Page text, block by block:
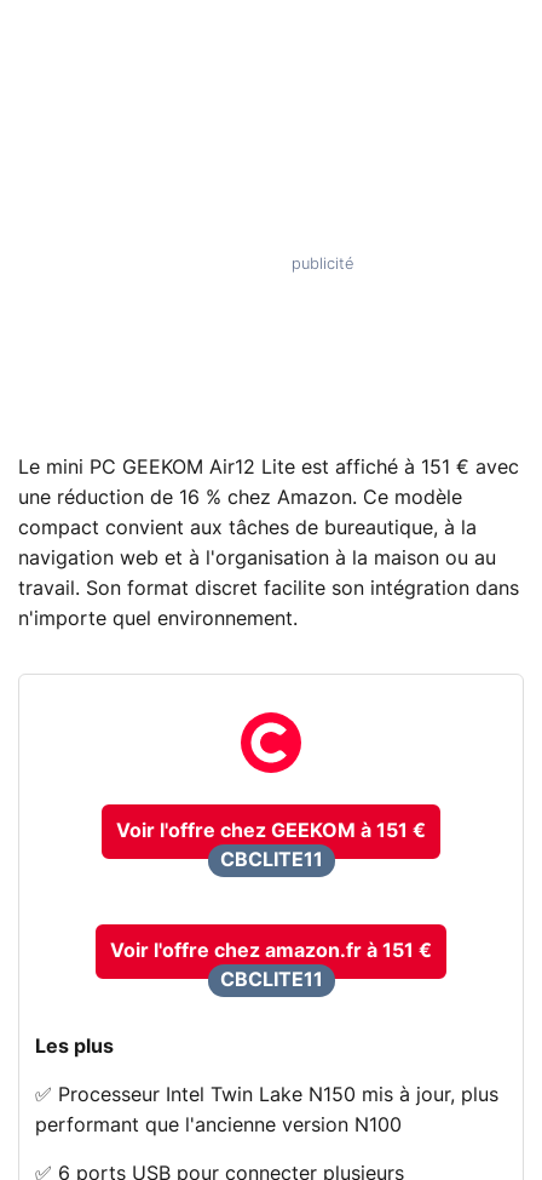
Le mini PC GEEKOM Air12 Lite est affiché à 151 € avec
une réduction de 16 % chez Amazon. Ce modèle
compact convient aux tâches de bureautique, à la
navigation web et à l'organisation à la maison ou au
travail. Son format discret facilite son intégration dans
n'importe quel environnement.
Voir l'offre chez GEEKOM à 151 €
CBCLITE11
Voir l'offre chez amazon.fr à 151 €
CBCLITE11
Les plus
✅ Processeur Intel Twin Lake N150 mis à jour, plus
performant que l'ancienne version N100
✅ 6 ports USB pour connecter plusieurs